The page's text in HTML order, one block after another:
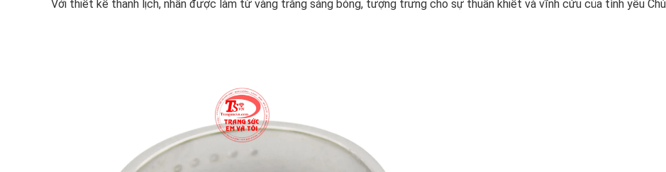
Với thiết kế thanh lịch, nhẫn được làm từ vàng trắng sáng bóng, tượng trưng cho sự thuần khiết và vĩnh cửu của tình yêu